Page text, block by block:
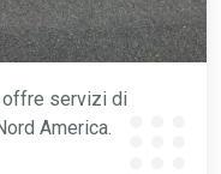
offre servizi di
America.